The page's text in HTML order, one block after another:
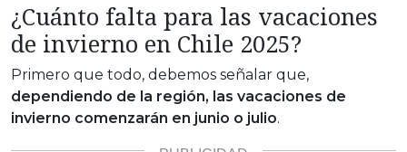
¿Cuánto falta para las vacaciones
de invierno en Chile 2025?
Primero que todo, debemos señalar que,
dependiendo de la región, las vacaciones de
invierno comenzarán en junio o julio.